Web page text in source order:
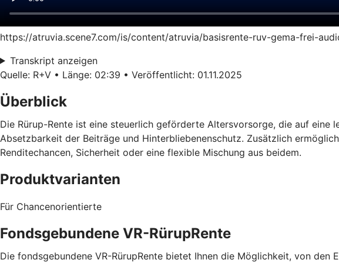
https://atruvia.scene7.com/is/content/atruvia/basisrente-ruv-gema-frei-
Transkript anzeigen
Quelle: R+V • Länge: 02:39 • Veröffentlicht: 01.11.2025
Überblick
Die Rürup-Rente ist eine steuerlich geförderte Altersvorsorge, die auf eine
Absetzbarkeit der Beiträge und Hinterbliebenenschutz. Zusätzlich
Renditechancen, Sicherheit oder eine flexible Mischung aus beidem.
Produktvarianten
Für Chancenorientierte
Fondsgebundene VR-RürupRente
Die fondsgebundene VR-RürupRente bietet Ihnen die Möglichkeit, von